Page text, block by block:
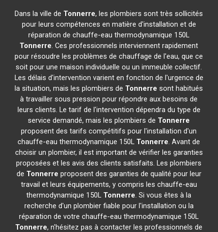
Dans la ville de Tonnerre, les plombiers sont très sollicités
pour leurs compétences en matière d'installation et de
réparation de chauffe-eau thermodynamique 150L
Tonnerre. Ces professionnels interviennent rapidement
pour résoudre les problèmes de chauffage de l'eau, que ce
soit pour une maison individuelle ou un immeuble collectif.
Les délais d'intervention varient en fonction de l'urgence de
la situation, mais les plombiers de Tonnerre sont habitués
à travailler sous pression pour répondre aux besoins de
leurs clients. Le tarif de l'intervention dépendra du type de
service demandé, mais les plombiers de Tonnerre
proposent des tarifs compétitifs pour l'installation d'un
chauffe-eau thermodynamique 150L Tonnerre. Avant de
choisir un plombier, il est important de vérifier les garanties
proposées et les avis des clients satisfaits. Les plombiers
de Tonnerre proposent des garanties de qualité pour leur
travail et leurs équipements, y compris les chauffe-eau
thermodynamique 150L Tonnerre. Si vous êtes à la
recherche d'un plombier fiable pour l'installation ou la
réparation de votre chauffe-eau thermodynamique 150L
Tonnerre, n'hésitez pas à contacter les professionnels de